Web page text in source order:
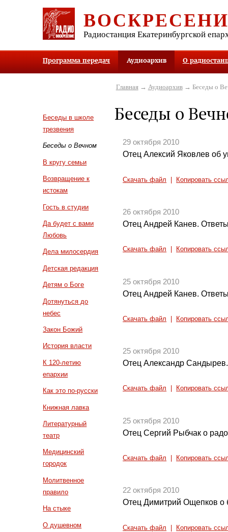
Радиостанция Екатеринбургской
Программа передач Аудиоархив О
Беседы в школе
трезвения
Беседы о Вечном
В кругу семьи
Возвращение к
истокам
Гость в студии
Да будет с вами
Любовь
Дела милосердия
Детская редакция
Детям о Боге
Дотянуться до
небес
Закон Божий
История власти
К 120-летию
епархии
Как это по-русски
Книжная лавка
Литературный
театр
Медицинский
городок
Молитвенное
правило
На стыке
О душевном
Главная→ Аудиоархив→ Беседы о
Беседы о
29 октября 2010
Отец Алексий Яковлев об
Скачать файл Копировать
26 октября 2010
Отец Андрей Канев.
Скачать файл Копировать
25 октября 2010
Отец Андрей Канев.
Скачать файл Копировать
25 октября 2010
Отец Александр
Скачать файл Копировать
25 октября 2010
Отец Сергий Рыбчак о
Скачать файл Копировать
22 октября 2010
Отец Димитрий Ощепков о
Скачать файл Копировать